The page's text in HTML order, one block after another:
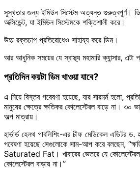
সুস্থতার জন্য ইমিউন সিস্টেম অত্যন্ত গুরুত্বপূর্ণ।
অক্সিডেন্ট, যা ইমিউন সিস্টেমকে শক্তিশালী করে।
উচ্চ রক্তচাপ প্রতিরোধেও সাহায্য করে ডিম।
আর আধুনিক সময়ের যে স্বাস্থ্য মহামারি ক্যান্সার,
প্রতিদিন কয়টা ডিম খাওয়া যাবে?
এ নিয়ে বিস্তর গবেষণা হয়েছে, যার সারমর্ম হলো,
মানুষের ক্ষেত্রে ক্ষতিকর কোলেস্টেরল বাড়ে না। ৩০
অল্প মাত্রায়।
হার্ভার্ড হেলথ পাবলিশিং-এর চীফ মেডিকেল এডিটর ড.
গবেষণা হয়েছে সেগুলোকে সাম-আপ করে বলছেন,
Saturated Fat। খাবারের ভেতরে যে কোলেস্টেরল
কোলেস্টেরল বাড়ায় না।”